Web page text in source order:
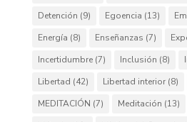
Detención (9) Egoencia (13)
Energía (8) Enseñanzas (7)
Incertidumbre(7) Inclusión (8)
Libertad (42) Libertad interior(8)
MEDITACIÓN (7) Meditación (13)